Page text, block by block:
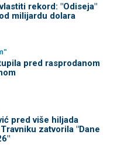
rekord: "Odiseja"
milijardu dolara
pred rasprodanom
pred više hiljada
zatvorila "Dane